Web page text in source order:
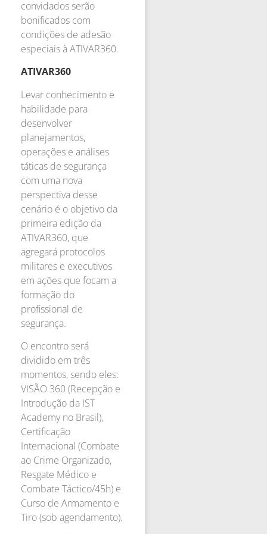
convidados serão
bonificados com
condições de adesão
especiais à ATIVAR360.
ATIVAR360
Levar conhecimento e
habilidade para
desenvolver
planejamentos,
operações e análises
táticas de segurança
com uma nova
perspectiva desse
cenário é o objetivo da
primeira edição da
ATIVAR360, que
agregará protocolos
militares e executivos
em ações que focam a
formação do
profissional de
segurança.
O encontro será
dividido em três
momentos, sendo eles:
VISÃO 360 (Recepção e
Introdução da IST
Academy no Brasil),
Certificação
Internacional (Combate
ao Crime Organizado,
Resgate Médico e
Combate Táctico/45h) e
Curso de Armamento e
Tiro (sob agendamento).